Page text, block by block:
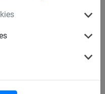
síť,
rašl